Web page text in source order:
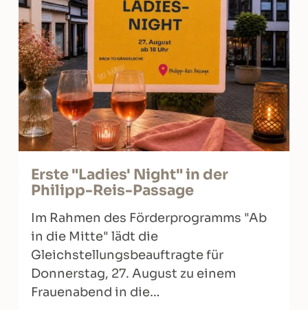
Erste "Ladies' Night" in der
Philipp-Reis-Passage
Im Rahmen des Förderprogramms "Ab
in die Mitte" lädt die
Gleichstellungsbeauftragte für
Donnerstag, 27. August zu einem
Frauenabend in die…